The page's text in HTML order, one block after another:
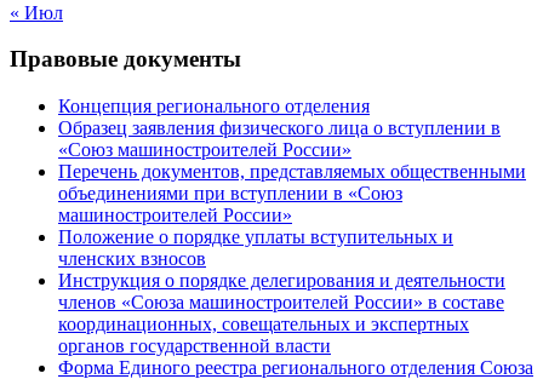
« Июл
Правовые документы
Концепция регионального отделения
Образец заявления физического лица о вступлении в
«Союз машиностроителей России»
Перечень документов, представляемых общественными
объединениями при вступлении в «Союз
машиностроителей России»
Положение о порядке уплаты вступительных и
членских взносов
Инструкция о порядке делегирования и деятельности
членов «Союза машиностроителей России» в составе
координационных, совещательных и экспертных
органов государственной власти
Форма Единого реестра регионального отделения Союза